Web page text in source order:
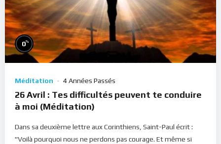
0%
Méditation 4 Années Passés
26 Avril : Tes difficultés peuvent te conduire
à moi (Méditation)
Dans sa deuxième lettre aux Corinthiens, Saint-Paul écrit :
"Voilà pourquoi nous ne perdons pas courage. Et même si